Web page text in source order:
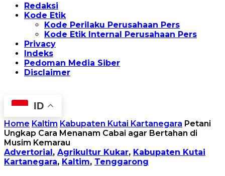
Redaksi
Kode Etik
Kode Perilaku Perusahaan Pers
Kode Etik Internal Perusahaan Pers
Privacy
Indeks
Pedoman Media Siber
Disclaimer
ID
Home Kaltim Kabupaten Kutai Kartanegara Petani
Ungkap Cara Menanam Cabai agar Bertahan di
Musim Kemarau
Advertorial , Agrikultur Kukar, Kabupaten Kutai
Kartanegara, Kaltim, Tenggarong